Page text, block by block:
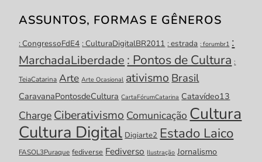
ASSUNTOS, FORMAS E GÊNEROS
: CongressoFdE4 : CulturaDigitalBR2011 : estrada : forumbr1 :
MarchadaLiberdade : Pontos de Cultura :
TeiaCatarina Arte Arte Ocasional ativismo Brasil
CaravanaPontosdeCultura CartaFórumCatarina Catavídeo13
Charge Ciberativismo Comunicação Cultura
Cultura Digital Digiarte2 Estado Laico
FASOL3Puraque fediverse Fediverso Ilustração Jornalismo